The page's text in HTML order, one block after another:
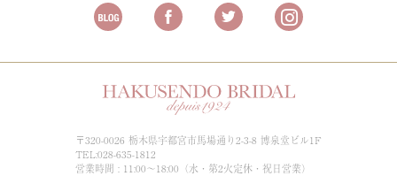
〒320-0026 栃木県宇都宮市馬場通り2-3-8 博泉堂ビル1F
TEL:028-635-1812
営業時間 : 11:00～18:00（水・第2火定休・祝日営業）